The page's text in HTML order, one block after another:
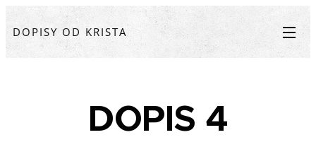
DOPISY OD KRISTA
DOPIS 4